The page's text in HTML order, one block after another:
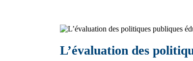
L’évaluation des